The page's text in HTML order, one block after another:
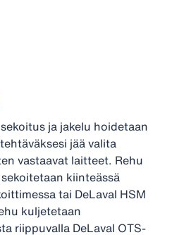
ja jakelu hoidetaan
jää valita
vastaavat laitteet. Rehu
kiinteässä
tai DeLaval HSM
kuljetetaan
riippuvalla DeLaval OTS-